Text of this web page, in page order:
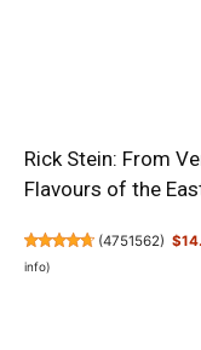
Rick Stein: From
Flavours of the
(4751562)
info)